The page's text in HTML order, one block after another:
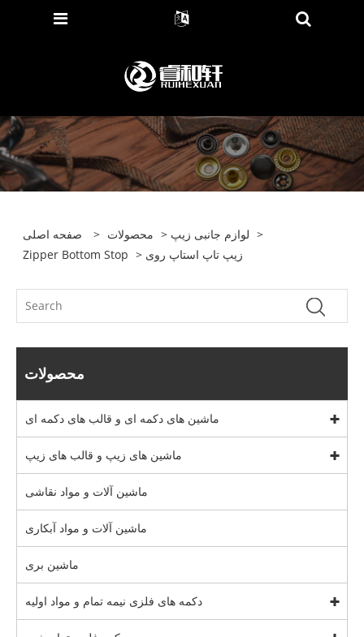
صفحه اصلی > محصولات > لوازم جانبی زیپ >
Zipper Bottom Stop
> زیپ تاپ استاپ روی
محصولات
ماشین های دکمه ای و قالب های دکمه ای
ماشین های زیپ و قالب های زیپ
ماشین آلات و مواد نقاشی
ماشین آلات و مواد آبکاری
ماشین بری
دکمه های فلزی نیمه تمام و مواد اولیه